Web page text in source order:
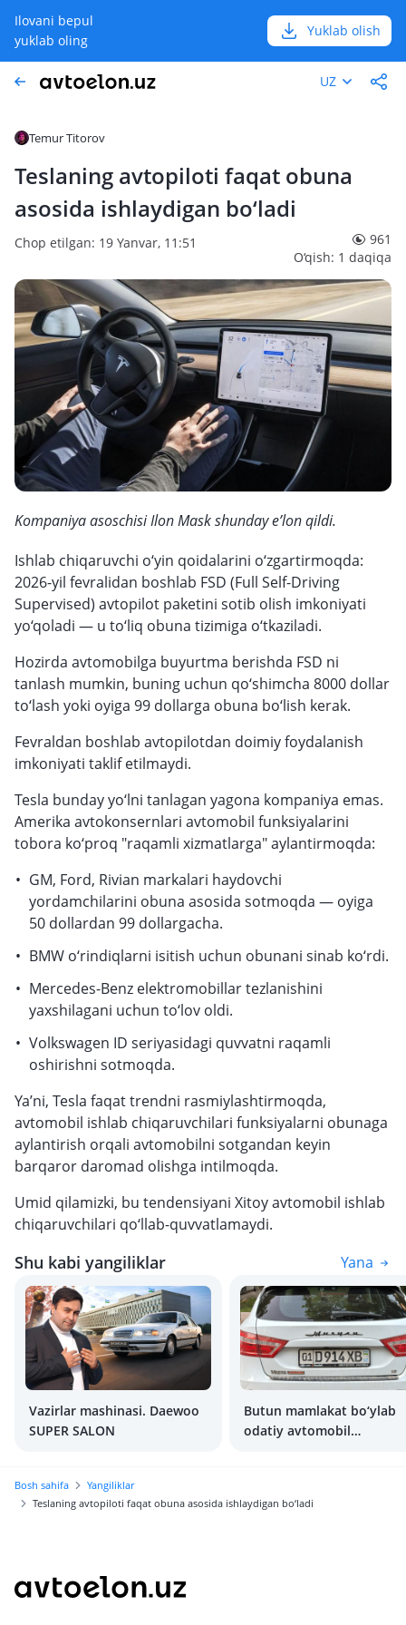
Ilovani bepul
yuklab oling
Yuklab olish
UZ
Temur Titorov
Teslaning avtopiloti faqat obuna
asosida ishlaydigan bo‘ladi
Chop etilgan: 19 Yanvar, 11:51
961
O‘qish: 1 daqiqa
Kompaniya asoschisi Ilon Mask shunday e’lon qildi.
Ishlab chiqaruvchi o‘yin qoidalarini o‘zgartirmoqda:
2026-yil fevralidan boshlab FSD (Full Self-Driving
Supervised) avtopilot paketini sotib olish imkoniyati
yo‘qoladi — u to‘liq obuna tizimiga o‘tkaziladi.
Hozirda avtomobilga buyurtma berishda FSD ni
tanlash mumkin, buning uchun qo‘shimcha 8000 dollar
to‘lash yoki oyiga 99 dollarga obuna bo‘lish kerak.
Fevraldan boshlab avtopilotdan doimiy foydalanish
imkoniyati taklif etilmaydi.
Tesla bunday yo‘lni tanlagan yagona kompaniya emas.
Amerika avtokonsernlari avtomobil funksiyalarini
tobora ko‘proq "raqamli xizmatlarga" aylantirmoqda:
GM, Ford, Rivian markalari haydovchi
yordamchilarini obuna asosida sotmoqda — oyiga
50 dollardan 99 dollargacha.
BMW o‘rindiqlarni isitish uchun obunani sinab ko‘rdi.
Mercedes-Benz elektromobillar tezlanishini
yaxshilagani uchun to‘lov oldi.
Volkswagen ID seriyasidagi quvvatni raqamli
oshirishni sotmoqda.
Ya’ni, Tesla faqat trendni rasmiylashtirmoqda,
avtomobil ishlab chiqaruvchilari funksiyalarni obunaga
aylantirish orqali avtomobilni sotgandan keyin
barqaror daromad olishga intilmoqda.
Umid qilamizki, bu tendensiyani Xitoy avtomobil ishlab
chiqaruvchilari qo‘llab-quvvatlamaydi.
Shu kabi yangiliklar Yana
Vazirlar mashinasi. Daewoo
SUPER SALON
Butun mamlakat bo‘ylab
odatiy avtomobil
Bosh sahifa
Yangiliklar
Teslaning avtopiloti faqat obuna asosida ishlaydigan bo‘ladi